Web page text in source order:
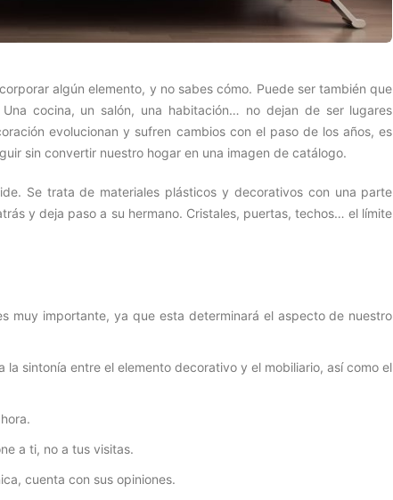
algún elemento, y no sabes cómo. Puede ser también que
cocina, un salón, una habitación… no dejan de ser lugares
evolucionan y sufren cambios con el paso de los años, es
sin convertir nuestro hogar en una imagen de catálogo.
Se trata de materiales plásticos y decorativos con una parte
y deja paso a su hermano. Cristales, puertas, techos… el límite
muy importante, ya que esta determinará el aspecto de nuestro
sintonía entre el elemento decorativo y el mobiliario, así como el
a ti, no a tus visitas.
cuenta con sus opiniones.